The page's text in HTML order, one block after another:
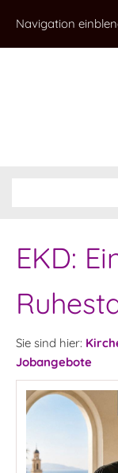
Navigation
EKD:
Sie sind hier:
Jobangebote